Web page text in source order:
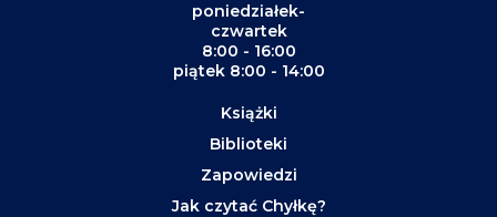
poniedziałek-
czwartek
8:00 - 16:00
piątek 8:00 - 14:00
Książki
Biblioteki
Zapowiedzi
Jak czytać Chyłkę?